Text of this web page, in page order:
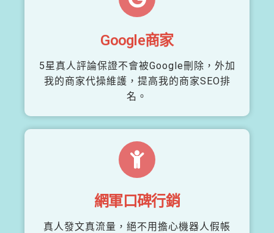
Google商家
5星真人評論保證不會被Google刪除，外加
我的商家代操維護，提高我的商家SEO排
名。
網軍口碑行銷
真人發文真流量，絕不用擔心機器人假帳